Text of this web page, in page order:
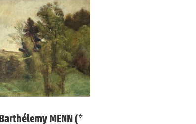
Barthélemy MENN (*